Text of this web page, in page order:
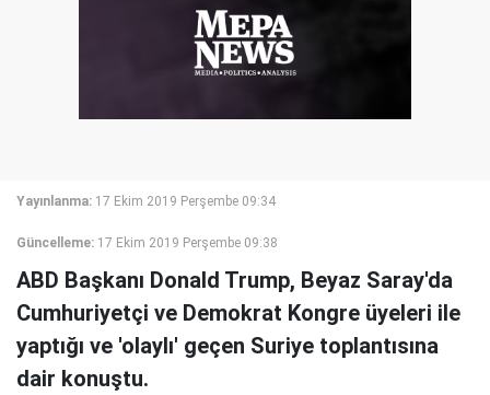
Yayınlanma: 17 Ekim 2019 Perşembe 09:34
Güncelleme: 17 Ekim 2019 Perşembe 09:38
ABD Başkanı Donald Trump, Beyaz Saray'da
Cumhuriyetçi ve Demokrat Kongre üyeleri ile
yaptığı ve 'olaylı' geçen Suriye toplantısına
dair konuştu.